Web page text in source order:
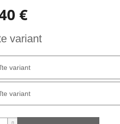
€
variant